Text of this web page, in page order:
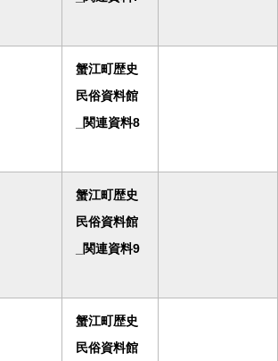
蟹江町歴史
民俗資料館
_関連資料8
蟹江町歴史
民俗資料館
_関連資料9
蟹江町歴史
民俗資料館